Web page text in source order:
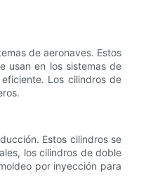
de aeronaves. Estos
usan en los sistemas de
Los cilindros de
Estos cilindros se
los cilindros de doble
por inyección para